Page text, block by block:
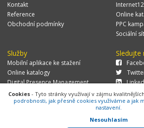
Kontakt
Reference
Obchodní podmínky
Online
PPC
Sociální
Služby
Mobilní aplikace ke stažení
Online katalogy
Digital Presence Management
Více zákazníků
Sledujte
© 2026 MEDIATEL CZ, s.r.o.,Za Potokem 46/4,
Cookies - Tyto stránky využívají v zájmu
podrobnosti, jak přesně cookies využíváme a jak
nastavení.
Nesouhlasím